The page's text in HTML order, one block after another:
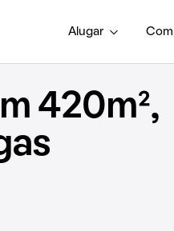
Alugar
420m²,